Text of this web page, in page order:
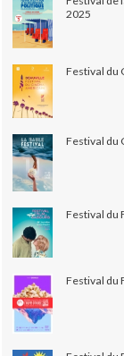
2025
Festival du
Festival du
Festival du
Festival du